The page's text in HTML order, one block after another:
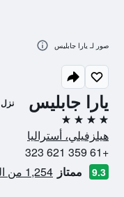
يارا جابليس نزل
4 نجوم
هيلزفيلي، أستراليا
+61 359 621 323
9.3 ممتاز 1,254 من التقييمات تم التحقق منها
صور لـ يارا جابليس